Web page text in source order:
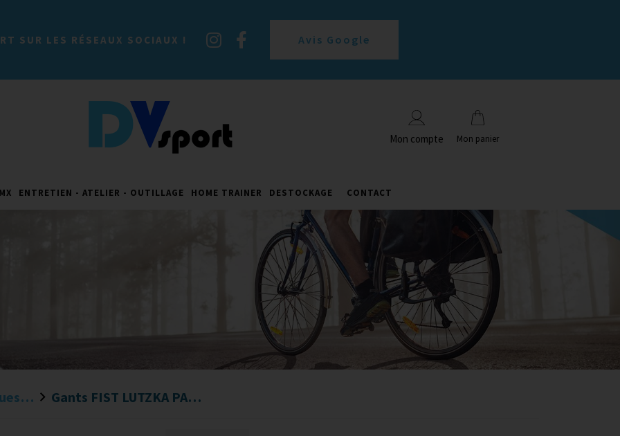
SUR LES RÉSEAUX SOCIAUX ! Avis Google
Mon compte Mon panier
ENTRETIEN - ATELIER - OUTILLAGE HOME TRAINER DESTOCKAGE CONTACT
Gants BMX et Masques BMX Gants FIST LUTZKA PANTHER